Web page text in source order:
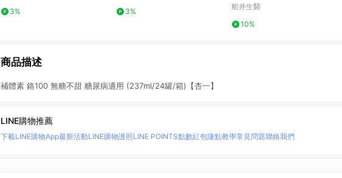
3%
3%
醇/三酸甘油脂/胃腸功能改善超
船井生醫
10%
商品描述
補體素 鉻100 無糖不甜 糖尿病適用 (237ml/24罐/箱)【杏一】
LINE購物推薦
下載LINE購物App最新活動LINE購物護照LINE POINTS點數紅包賺點教學常見問題聯絡我們